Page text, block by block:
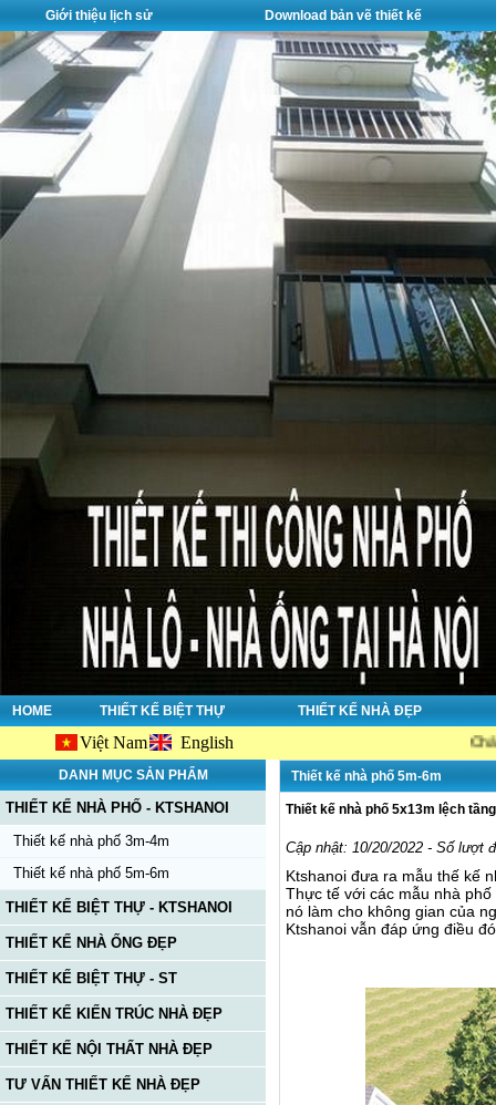
Giới thiệu lịch sử Download bản vẽ thiết kế
HOME THIẾT KẾ BIỆT THỰ THIẾT KẾ NHÀ ĐẸP
Việt Nam English Chào
DANH MỤC SẢN PHẨM
THIẾT KẾ NHÀ PHỐ - KTSHANOI
Thiết kế nhà phố 3m-4m
Thiết kế nhà phố 5m-6m
THIẾT KẾ BIỆT THỰ - KTSHANOI
THIẾT KẾ NHÀ ỐNG ĐẸP
THIẾT KẾ BIỆT THỰ - ST
THIẾT KẾ KIẾN TRÚC NHÀ ĐẸP
THIẾT KẾ NỘI THẤT NHÀ ĐẸP
TƯ VẤN THIẾT KẾ NHÀ ĐẸP
Thiết kế nhà phố 5m-6m
Thiết kế nhà phố 5x13m lệch tầng
Cập nhật: 10/20/2022 - Số lượt
Ktshanoi đưa ra mẫu thế kế
Thực tế với các mẫu nhà
nó làm cho không gian của
Ktshanoi vẫn đáp ứng điều